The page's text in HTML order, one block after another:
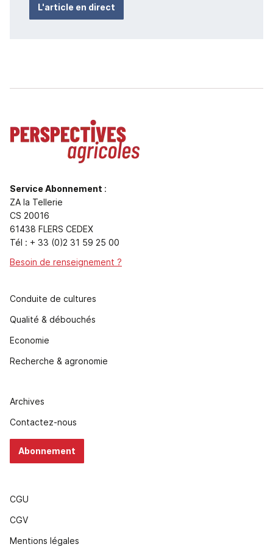
L'article en direct
Service Abonnement :
ZA la Tellerie
CS 20016
61438 FLERS CEDEX
Tél : + 33 (0)2 31 59 25 00
Besoin de renseignement ?
Conduite de cultures
Qualité & débouchés
Economie
Recherche & agronomie
Archives
Contactez-nous
Abonnement
CGU
CGV
Mentions légales